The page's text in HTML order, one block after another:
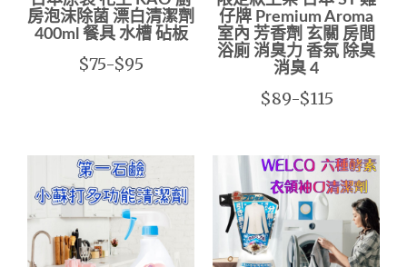
房泡沫除菌 漂白清潔劑
400ml 餐具 水槽 砧板
$75-$95
仔牌 Premium Aroma
室內 芳香劑 玄關 房間
浴廁 消臭力 香氛 除臭
消臭 4
$89-$115